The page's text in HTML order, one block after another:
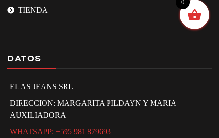
TIENDA
DATOS
EL AS JEANS SRL
DIRECCION: MARGARITA PILDAYN Y MARIA
AUXILIADORA
WHATSAPP: +595 981 879693
0